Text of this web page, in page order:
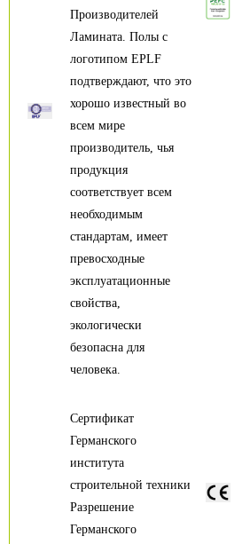
Производителей
Ламината. Полы с
логотипом EPLF
подтверждают, что это
хорошо известный во
всем мире
производитель, чья
продукция
соответствует всем
необходимым
стандартам, имеет
превосходные
эксплуатационные
свойства,
экологически
безопасна для
человека.
Сертификат
Германского
института
строительной техники
Разрешение
Германского